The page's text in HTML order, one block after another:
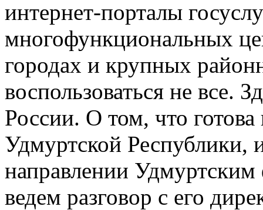
интернет-порталы
многофункциональных
городах и крупных
воспользоваться не все.
России. О том, что
Удмуртской Республики,
направлении
ведем разговор с его